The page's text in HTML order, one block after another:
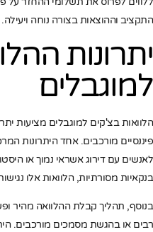
התקציב וההוצאות בצורה נוחה ויעילה.
יתרונות
למוגבלים
הלוואות בצ'קים למוגבלים מציעות
פיננסיים מורכבים. אחד היתרונות
לאנשים עם דירוג אשראי נמוך או
בנקאיות מסורתיות, הלוואות אלו
בנוסף, תהליך קבלת ההלוואה מהיר
רבים או בהגשת מסמכים מורכבים.